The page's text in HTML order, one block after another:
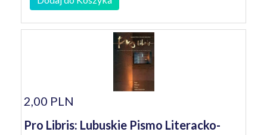
2,00 PLN
Pro Libris: Lubuskie Pismo Literacko-